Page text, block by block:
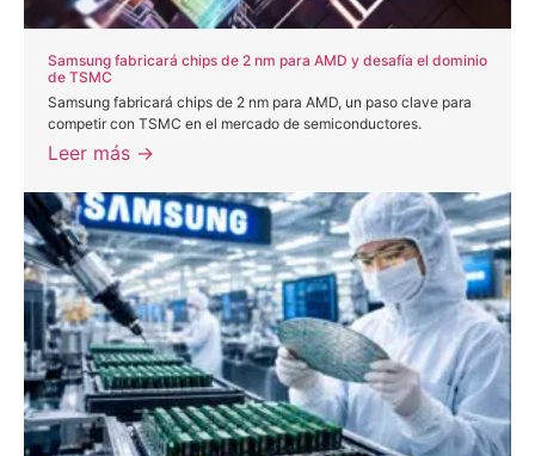
Samsung fabricará chips de 2 nm para AMD y desafía el dominio
de TSMC
Samsung fabricará chips de 2 nm para AMD, un paso clave para
competir con TSMC en el mercado de semiconductores.
Leer más →